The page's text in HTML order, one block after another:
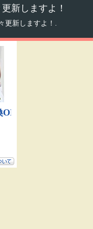
新しますよ！
新しますよ！.